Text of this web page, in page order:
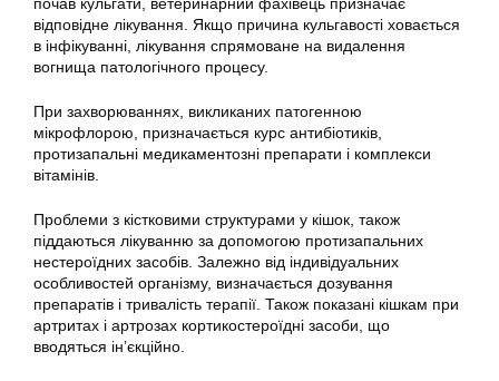
відповідне лікування. Якщо причина кульгавості ховається
в інфікуванні, лікування спрямоване на видалення
вогнища патологічного процесу.
При захворюваннях, викликаних патогенною
мікрофлорою, призначається курс антибіотиків,
протизапальні медикаментозні препарати і комплекси
вітамінів.
Проблеми з кістковими структурами у кішок, також
піддаються лікуванню за допомогою протизапальних
нестероїдних засобів. Залежно від індивідуальних
особливостей організму, визначається дозування
препаратів і тривалість терапії. Також показані кішкам при
артритах і артрозах кортикостероїдні засоби, що
вводяться ін’єкційно.